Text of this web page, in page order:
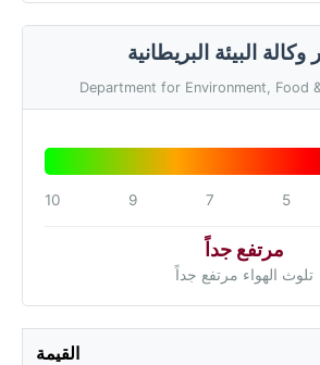
البيئة البريطانية
Department for Environment, Food
5
7
9
10
مرتفع جداً
تلوث الهواء مرتفع جداً
القيمة